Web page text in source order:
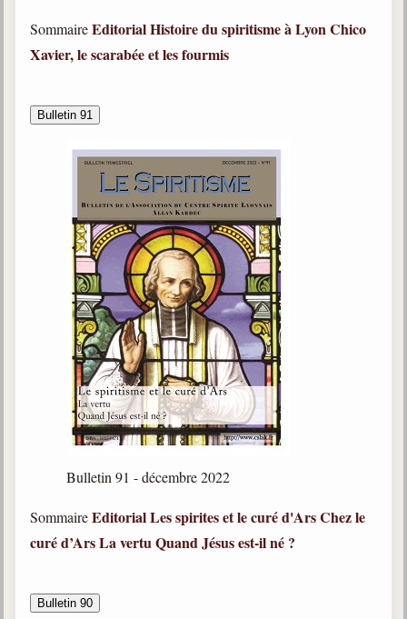
Maximes
Enregistrements
séance d'aide spirituelle
Diaporamas
Powerpoints
Enseignement
Cours dispensés au Centre
L'Agora
Posez-nous des questions
Consultez les réponses
Posez votre question
Galerie
Vidéoscope
SommaireEditorialHistoire du spiritisme à LyonChico
Xavier, le scarabée et les fourmis
Bulletin 91
Bulletin 91 - décembre 2022
SommaireEditorialLes spirites et le curé d'ArsChez le
curé d’ArsLa vertuQuand Jésus est-il né ?
Bulletin 90